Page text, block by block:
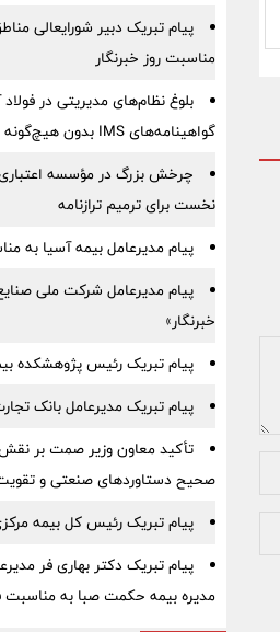
پیام تبریک دبیر شورایعالی
مناسبت روز خبرنگار
بلوغ نظام‌های مدیریتی در فولاد
گواهینامه‌های IMS بدون هیچ‌گونه عدم انطباق تأیید شد
نخست برای ترمیم ترازنامه
پیام مدیرعامل بیمه آسیا به
پیام مدیرعامل شرکت ملی
خبرنگار»
پیام تبریک رئیس پژوهشکده
پیام تبریک مدیرعامل بانک
تأکید معاون وزیر صمت بر
صحیح دستاوردهای صنعتی و
پیام تبریک رئیس کل بیمه
پیام تبریک دکتر بهاری فر
مدیره بیمه حکمت صبا به مناسبت